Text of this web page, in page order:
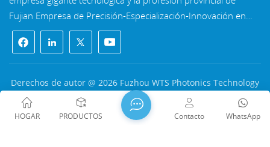
Fujian Empresa de Precisión-Especialización-Innovación en
2022. WTS se ubica en el Hermosa ciudad costera del sureste,
Fuzhou, una famosa ciudad óptica en China. WTS cuenta
con 11.000 metros cuadrados de naves industriales
estandarizadas, un grupo de personal técnico calificado y un
sistema completo de procesamiento óptico, Sistema de
recubrimiento, sistema de ensamblaje y sistema de control de
calidad. WTS proporciona clientes con soluciones integrales
Derechos de autor @ 2026 Fuzhou WTS Photonics Technology
Co., Ltd. Reservados todos los derechos .
RED
SOPORTADA闽ICP备2024080551号 Mapa del sitio /Blog
/
HOGAR PRODUCTOS WhatsApp
Contacto